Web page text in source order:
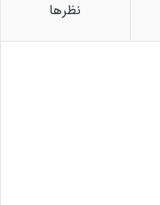
نظرها